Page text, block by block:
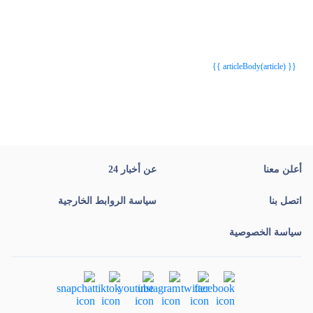
{{ articleBody(article) }}
أعلن معنا عن أخبار 24
اتصل بنا سياسة الروابط الخارجية
سياسة الخصوصية